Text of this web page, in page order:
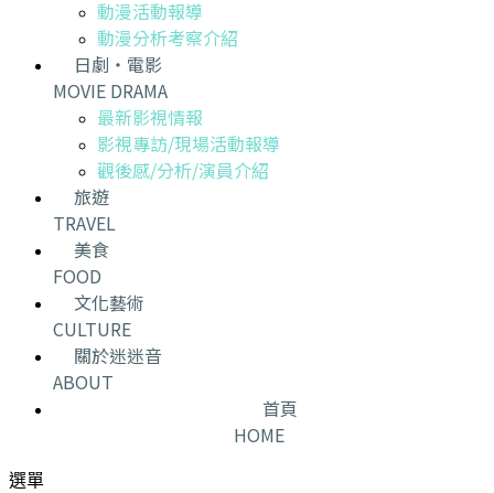
動漫活動報導
動漫分析考察介紹
日劇・電影
MOVIE DRAMA
最新影視情報
影視專訪/現場活動報導
觀後感/分析/演員介紹
旅遊
TRAVEL
美食
FOOD
文化藝術
CULTURE
關於迷迷音
ABOUT
首頁
HOME
選單